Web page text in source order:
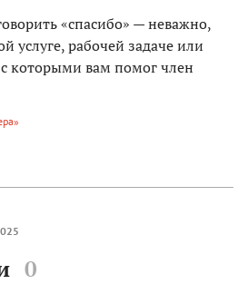
«спасибо» — неважно,
услуге, рабочей задаче или
которыми вам помог член
0